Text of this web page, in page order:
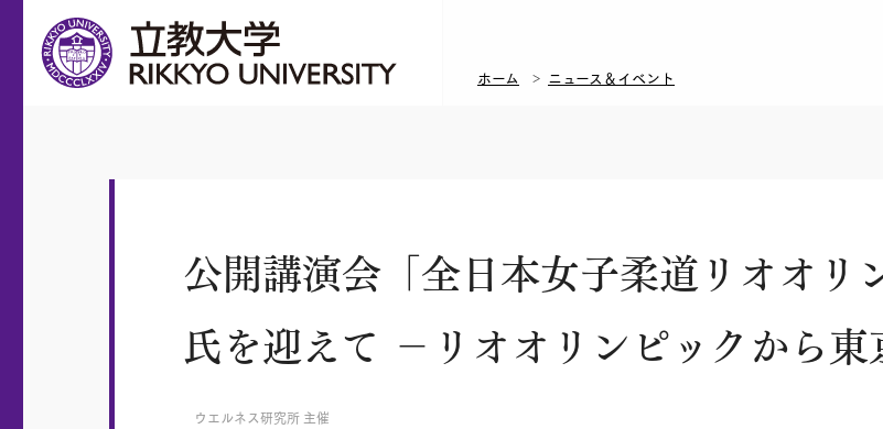
ホーム ニュース＆イベント
公開講演会「全日本女子柔道リオオリ
氏を迎えて －リオオリンピックから東
ウエルネス研究所 主催